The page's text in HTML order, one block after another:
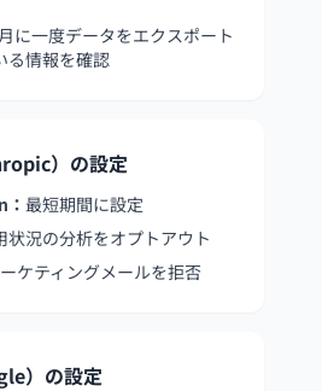
月に一度データをエクスポート
る情報を確認
）の設定
最短期間に設定
状況の分析をオプトアウト
ケティングメールを拒否
）の設定